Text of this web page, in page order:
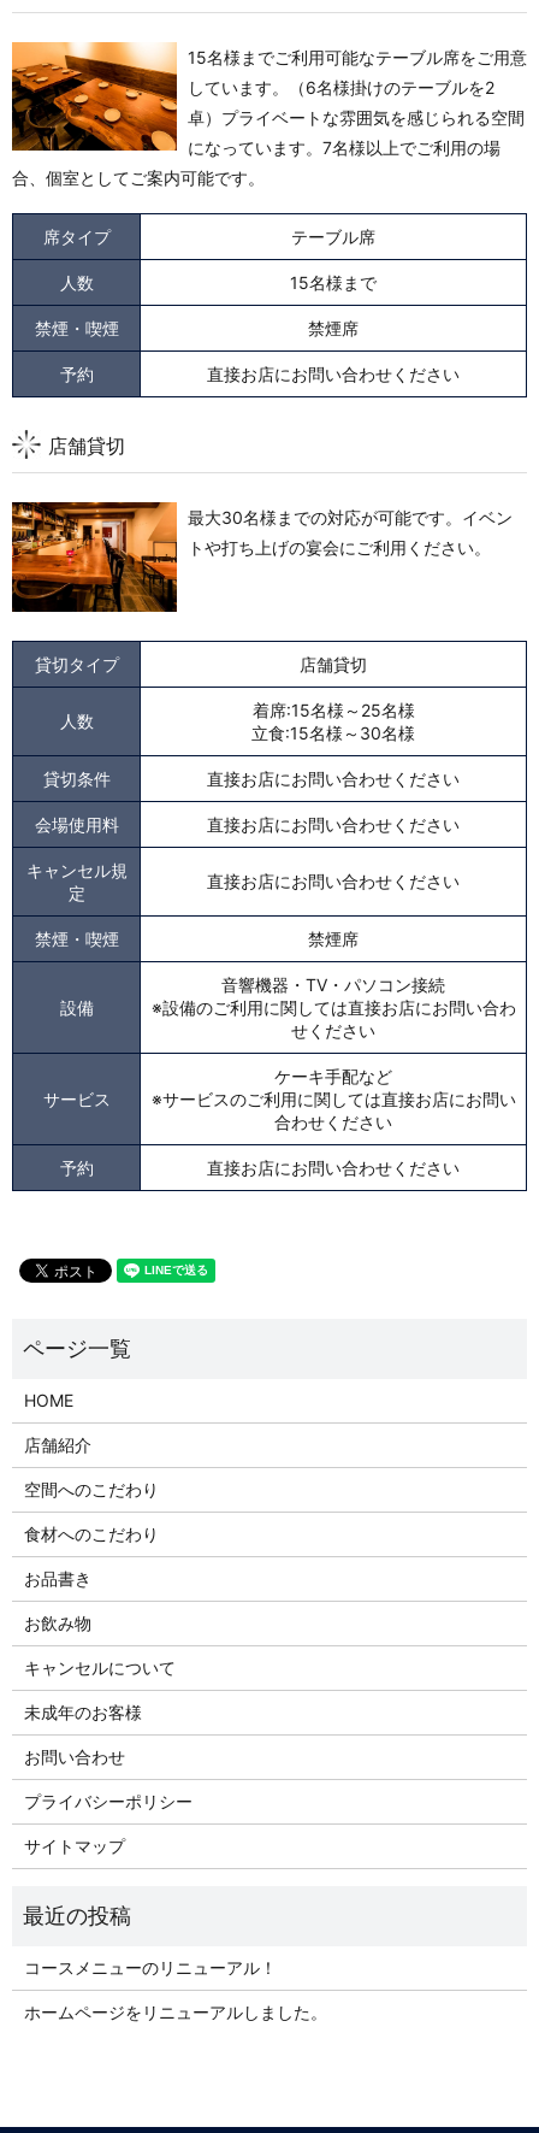
15名様までご利用可能なテーブル席をご用意
しています。（6名様掛けのテーブルを2
卓） プライベートな雰囲気を感じられる空間
になっています。 7名様以上でご利用の場
合、個室としてご案内可能です。
席タイプ テーブル席
人数 15名様まで
禁煙・喫煙 禁煙席
予約 直接お店にお問い合わせください
店舗貸切
最大30名様までの対応が可能です。イベン
トや打ち上げの宴会にご利用ください。
貸切タイプ 店舗貸切
人数
着席:15名様～25名様
立食:15名様～30名様
貸切条件 直接お店にお問い合わせください
会場使用料 直接お店にお問い合わせください
キャンセル規
定
直接お店にお問い合わせください
禁煙・喫煙 禁煙席
設備
音響機器・TV・パソコン接続
※設備のご利用に関しては直接お店にお問い合わ
せください
サービス
ケーキ手配など
※サービスのご利用に関しては直接お店にお問い
合わせください
予約 直接お店にお問い合わせください
HOME
店舗紹介
空間へのこだわり
食材へのこだわり
お品書き
お飲み物
キャンセルについて
未成年のお客様
お問い合わせ
プライバシーポリシー
サイトマップ
コースメニューのリニューアル！
ホームページをリニューアルしました。